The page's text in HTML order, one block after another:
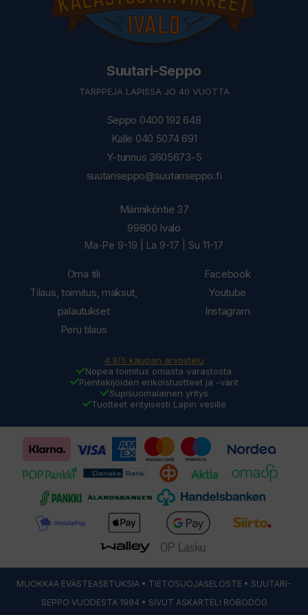
Suutari-Seppo
TÄRPPEJÄ LAPISSA JO 40 VUOTTA
Seppo 0400 192 648
Kalle 040 5074 691
Y-tunnus 3605673-5
suutariseppo@suutariseppo.fi
Oma tili
Tilaus, toimitus, maksut,
palautukset
Peru tilaus
Männiköntie 37
99800 Ivalo
Ma-Pe 9-19 | La 9-17 | Su 11-17
Facebook
Youtube
Instagram
4.9/5 kaupan arvostelu
Nopea toimitus omasta varastosta
Pientekijöiden erikoistuotteet ja -värit
Supisuomalainen yritys
Tuotteet erityisesti Lapin vesille
MUOKKAA EVÄSTEASETUKSIA • TIETOSUOJASELOSTE • SUUTARI-
SEPPO VUODESTA 1984 • SIVUT ASKARTELI ROBODOG